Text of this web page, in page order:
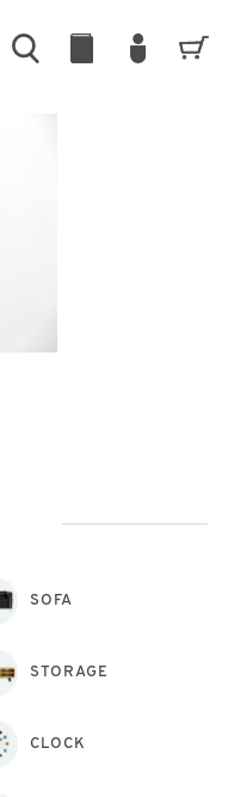
SOFA
STORAGE
CLOCK